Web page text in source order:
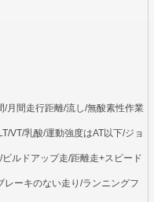
月間走行距離/流し/無酸素性作業
VT/乳酸/運動強度はAT以下/ジョ
ルドアップ走/距離走+スピード
ーキのない走り/ランニングフ